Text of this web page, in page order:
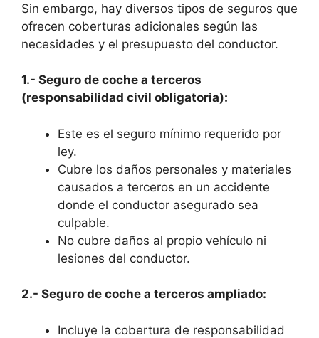
Sin embargo, hay diversos tipos de seguros que
ofrecen coberturas adicionales según las
necesidades y el presupuesto del conductor.
1.- Seguro de coche a terceros
(responsabilidad civil obligatoria):
Este es el seguro mínimo requerido por
ley.
Cubre los daños personales y materiales
causados a terceros en un accidente
donde el conductor asegurado sea
culpable.
No cubre daños al propio vehículo ni
lesiones del conductor.
2.- Seguro de coche a terceros ampliado:
Incluye la cobertura de responsabilidad